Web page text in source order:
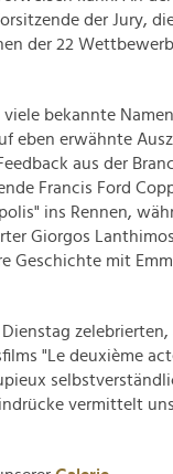
der Jury,
der 22
bekannte
eben erwähnte
aus der
Francis Ford
ins Rennen,
Giorgos
Geschichte mit
Dienstag
"Le deuxième
vermittelt